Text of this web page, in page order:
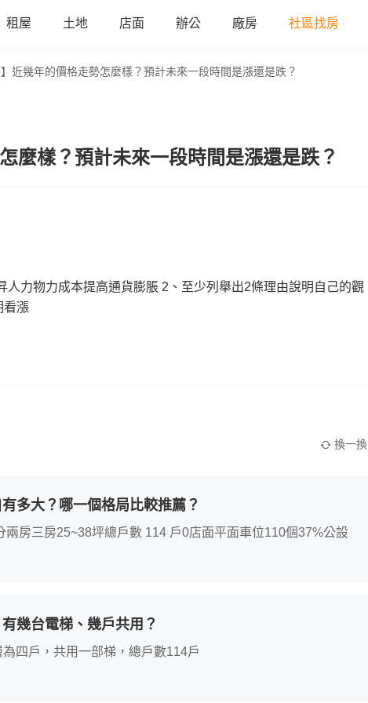
租屋 土地 店面 辦公 廠房 社區找房
】近幾年的價格走勢怎麼樣？預計未來一段時間是漲還是跌？
麼樣？預計未來一段時間是漲還是跌？
力物力成本提高通貨膨脹 2、至少列舉出2條理由說明自己的觀
看漲
換一換
多大？哪一個格局比較推薦？
房三房25~38坪總戶數 114 戶0店面平面車位110個37%公設
幾台電梯、幾戶共用？
四戶，共用一部梯，總戶數114戶